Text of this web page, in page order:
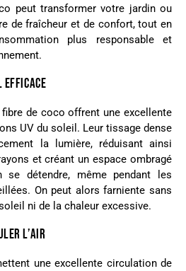
peut transformer votre jardin ou
de fraîcheur et de confort, tout en
plus responsable et
EFFICACE
fibre de coco offrent une excellente
UV du soleil. Leur tissage dense
la lumière, réduisant ainsi
et créant un espace ombragé
détendre, même pendant les
On peut alors farniente sans
ni de la chaleur excessive.
L’AIR
une excellente circulation de